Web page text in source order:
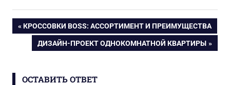
отопления
фартука
Навигация
записям
ПРЕДЫДУЩАЯ
ЗАПИСЬ:
КРОССОВКИ BOSS: АССОРТИМЕНТ И ПРЕИМУЩЕСТВА
СЛЕДУЮЩАЯ
ЗАПИСЬ:
ДИЗАЙН-ПРОЕКТ ОДНОКОМНАТНОЙ КВАРТИРЫ
ОСТАВИТЬ ОТВЕТ